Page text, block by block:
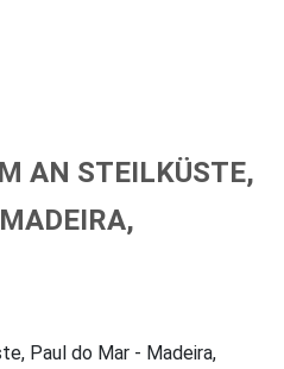
AN STEILKÜSTE,
Paul do Mar - Madeira,